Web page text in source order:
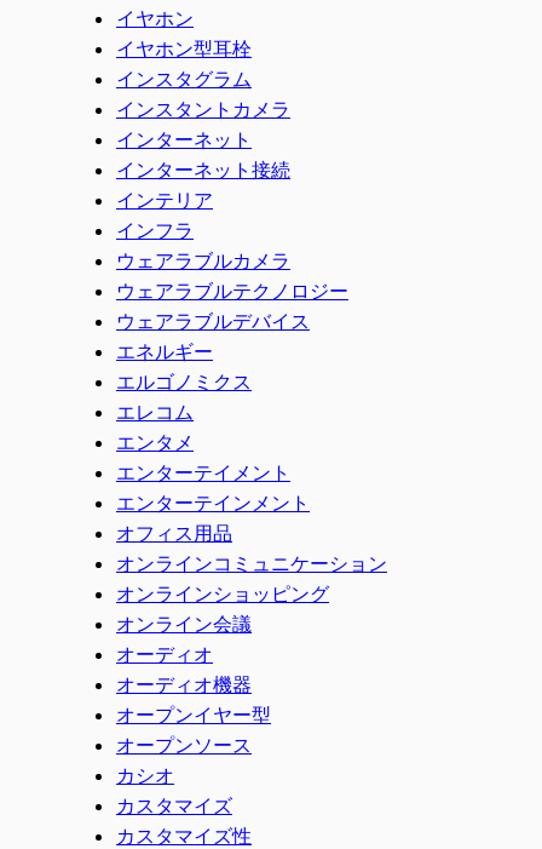
イヤホン
イヤホン型耳栓
インスタグラム
インスタントカメラ
インターネット
インターネット接続
インテリア
インフラ
ウェアラブルカメラ
ウェアラブルテクノロジー
ウェアラブルデバイス
エネルギー
エルゴノミクス
エレコム
エンタメ
エンターテイメント
エンターテインメント
オフィス用品
オンラインコミュニケーション
オンラインショッピング
オンライン会議
オーディオ
オーディオ機器
オープンイヤー型
オープンソース
カシオ
カスタマイズ
カスタマイズ性